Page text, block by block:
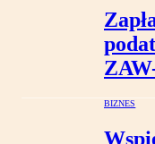
BIZNES